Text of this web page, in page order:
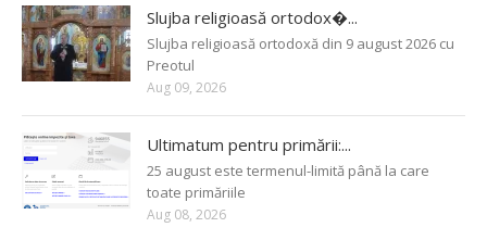
Slujba religioasă ortodox�...
Slujba religioasă ortodoxă din 9 august 2026 cu
Preotul
Aug 09, 2026
Ultimatum pentru primării:...
25 august este termenul-limită până la care
toate primăriile
Aug 08, 2026